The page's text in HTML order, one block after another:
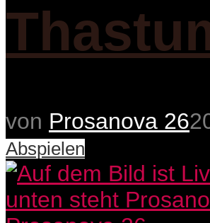
von Prosanova 26
Abspielen